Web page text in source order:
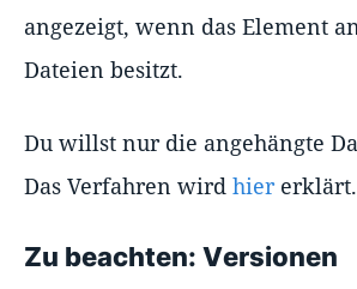
angezeigt, wenn das Element
Dateien besitzt.
Du willst nur die angehängte
Das Verfahren wird hiererklärt.
Zu beachten: Versionen